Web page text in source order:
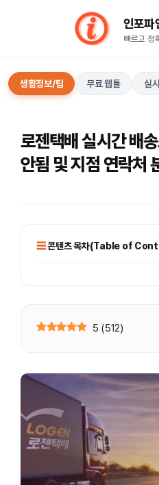
인포
빠르고 정
생활정보/팁 무료 웹툴 실
로젠택배 실시간 배
안됨 및 지점 연락처
콘텐츠 목차(Table of
5 (512)